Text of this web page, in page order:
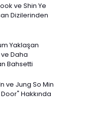
ve Shin Ye
Dizilerinden
Yaklaşan
Daha
Bahsetti
ve Jung So Min
Hakkında